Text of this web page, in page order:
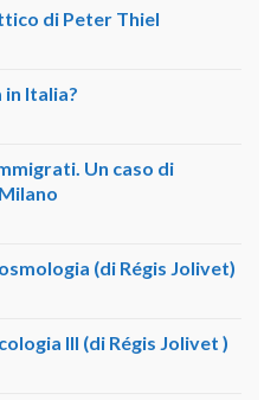
di Peter Thiel
in Italia?
Un caso di
(di Régis Jolivet)
III (di Régis Jolivet )